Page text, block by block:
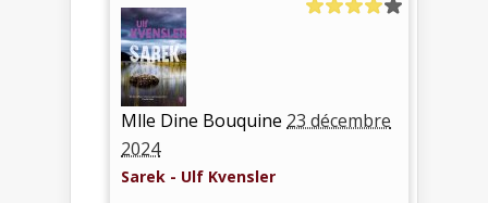
Mlle Dine Bouquine 23 décembre
2024
Sarek - Ulf Kvensler